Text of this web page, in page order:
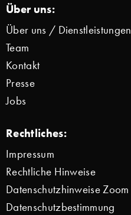
Über uns:
Über uns / Dienstleistungen
Team
Kontakt
Presse
Jobs
Rechtliches:
Impressum
Rechtliche Hinweise
Datenschutzhinweise Zoom
Datenschutzbestimmung